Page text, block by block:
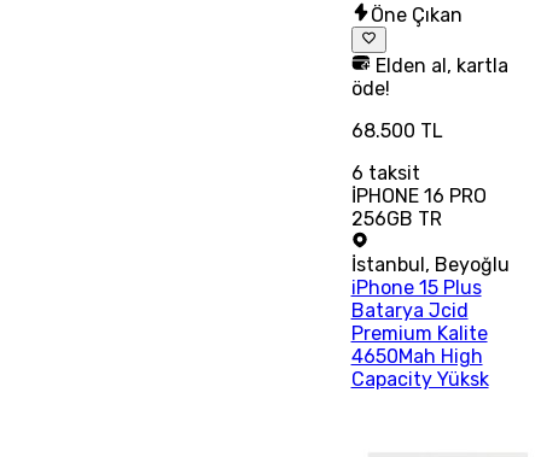
Öne Çıkan
Elden al, kartla
öde!
68.500 TL
6 taksit
İPHONE 16 PRO
256GB TR
İstanbul , Beyoğlu
iPhone 15 Plus
Batarya Jcid
Premium Kalite
4650Mah High
Capacity Yüksk